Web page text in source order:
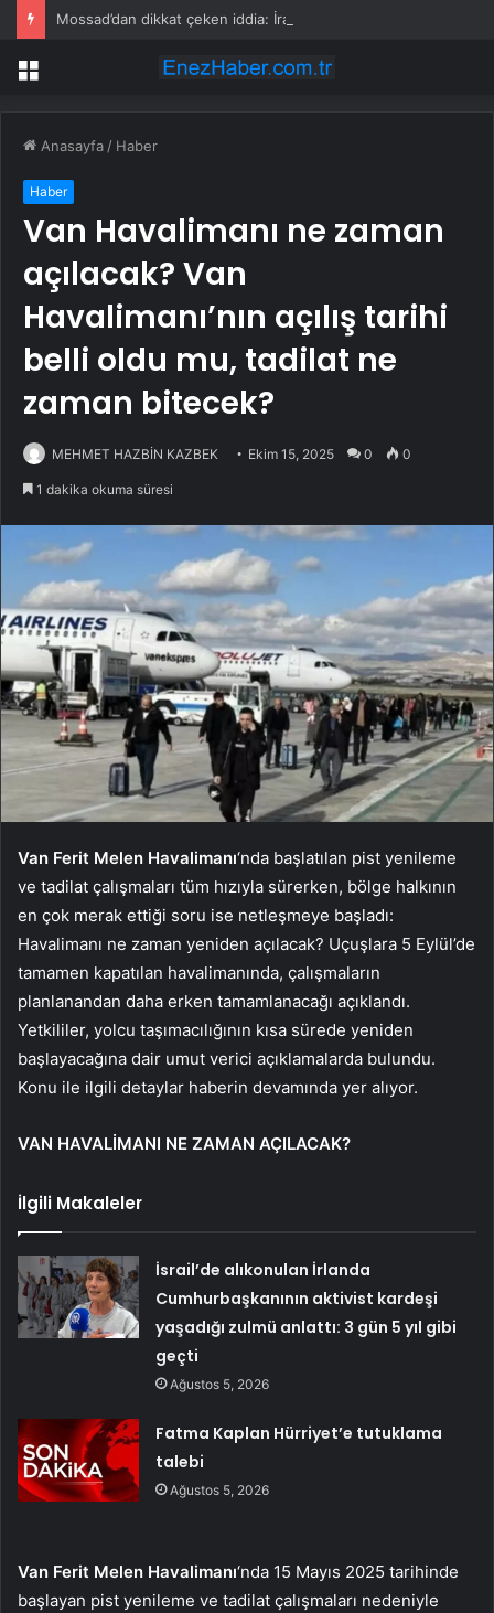
Menü
Anasayfa / Haber
Haber
Van Havalimanı ne zaman
açılacak? Van
Havalimanı’nın açılış tarihi
belli oldu mu, tadilat ne
zaman bitecek?
MEHMET HAZBİN KAZBEK Ekim 15, 2025 0 0
1 dakika okuma süresi
Van Ferit Melen Havalimanı‘nda başlatılan pist yenileme
ve tadilat çalışmaları tüm hızıyla sürerken, bölge halkının
en çok merak ettiği soru ise netleşmeye başladı:
Havalimanı ne zaman yeniden açılacak? Uçuşlara 5 Eylül’de
tamamen kapatılan havalimanında, çalışmaların
planlanandan daha erken tamamlanacağı açıklandı.
Yetkililer, yolcu taşımacılığının kısa sürede yeniden
başlayacağına dair umut verici açıklamalarda bulundu.
Konu ile ilgili detaylar haberin devamında yer alıyor.
VAN HAVALİMANI NE ZAMAN AÇILACAK?
İlgili Makaleler
İsrail’de alıkonulan İrlanda
Cumhurbaşkanının aktivist kardeşi
yaşadığı zulmü anlattı: 3 gün 5 yıl gibi
geçti
Ağustos 5, 2026
Fatma Kaplan Hürriyet’e tutuklama
talebi
Ağustos 5, 2026
Van Ferit Melen Havalimanı‘nda 15 Mayıs 2025 tarihinde
başlayan pist yenileme ve tadilat çalışmaları nedeniyle